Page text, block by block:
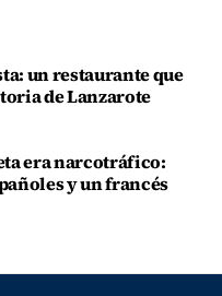
un restaurante que
de Lanzarote
era narcotráfico:
y un francés